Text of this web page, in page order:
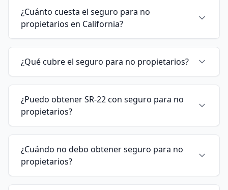
¿Cuánto cuesta el seguro para no
propietarios en California?
¿Qué cubre el seguro para no propietarios?
¿Puedo obtener SR-22 con seguro para no
propietarios?
¿Cuándo no debo obtener seguro para no
propietarios?